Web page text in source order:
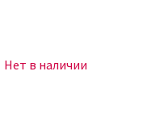
Нет в наличии